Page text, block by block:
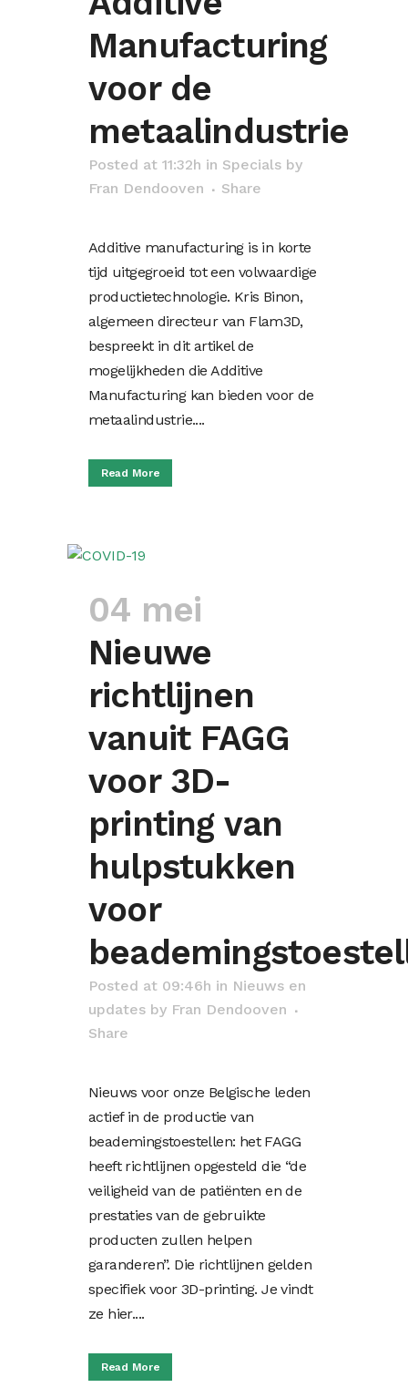
Manufacturing
voor de
metaalindustrie
Posted at 11:32h in Specials by
Fran Dendooven
Share
Additive manufacturing is in korte
tijd uitgegroeid tot een volwaardige
productietechnologie. Kris Binon,
algemeen directeur van Flam3D,
bespreekt in dit artikel de
mogelijkheden die Additive
Manufacturing kan bieden voor de
metaalindustrie....
Read More
04 mei
Nieuwe
richtlijnen
vanuit FAGG
voor 3D-
printing van
hulpstukken
voor
Posted at 09:46h in Nieuws en
updates by Fran Dendooven
Share
Nieuws voor onze Belgische leden
actief in de productie van
beademingstoestellen: het FAGG
heeft richtlijnen opgesteld die “de
veiligheid van de patiënten en de
prestaties van de gebruikte
producten zullen helpen
garanderen”. Die richtlijnen gelden
specifiek voor 3D-printing. Je vindt
ze hier....
Read More